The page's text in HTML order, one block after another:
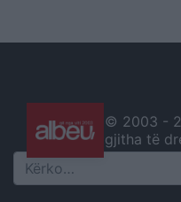
© 2003 -
gjitha të
Search